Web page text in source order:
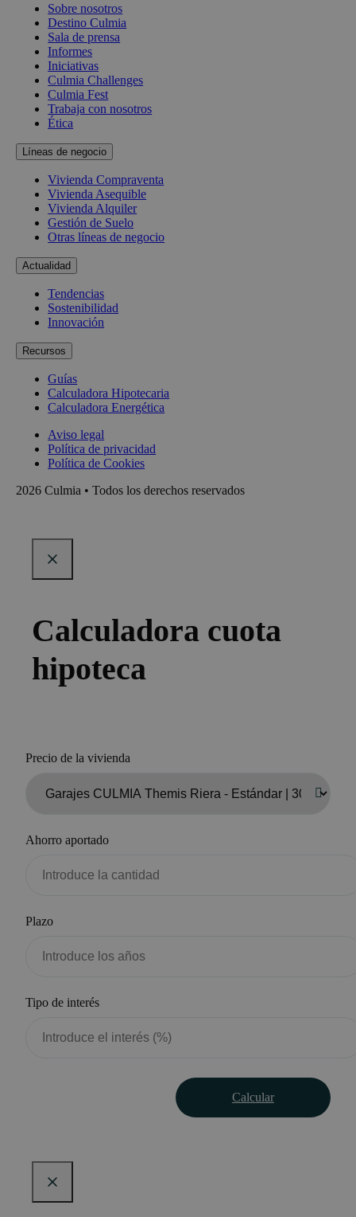
Sobre nosotros
Destino Culmia
Sala de prensa
Informes
Iniciativas
Culmia Challenges
Culmia Fest
Trabaja con nosotros
Ética
Líneas de negocio
Vivienda Compraventa
Vivienda Asequible
Vivienda Alquiler
Gestión de Suelo
Otras líneas de negocio
Actualidad
Tendencias
Sostenibilidad
Innovación
Recursos
Guías
Calculadora Hipotecaria
Calculadora Energética
Aviso legal
Política de privacidad
Política de Cookies
2026 Culmia • Todos los derechos reservados
Calculadora cuota
hipoteca
Precio de la vivienda
Ahorro aportado
Plazo
Tipo de interés
Calcular